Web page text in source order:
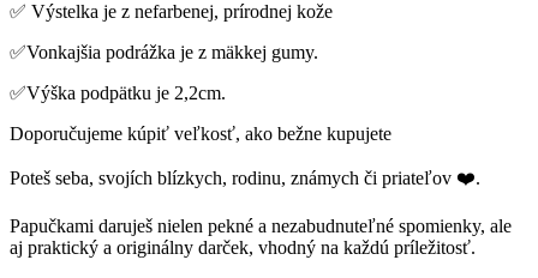
✅ Výstelka je z nefarbenej, prírodnej kože
✅Vonkajšia podrážka je z mäkkej gumy.
✅Výška podpätku je 2,2cm.
Doporučujeme kúpiť veľkosť, ako bežne kupujete
Poteš seba, svojích blízkych, rodinu, známych či priateľov ❤️.
Papučkami daruješ nielen pekné a nezabudnuteľné spomienky, ale
aj praktický a originálny darček, vhodný na každú príležitosť.